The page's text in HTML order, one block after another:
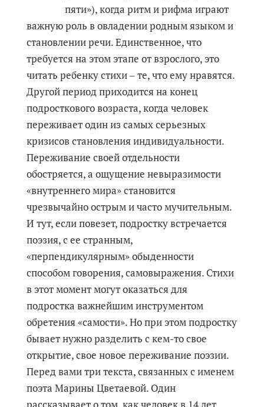
пяти»), когда ритм и рифма играют
важную роль в овладении родным языком и
становлении речи. Единственное, что
требуется на этом этапе от взрослого, это
читать ребенку стихи ‒ те, что ему нравятся.
Другой период приходится на конец
подросткового возраста, когда человек
переживает один из самых серьезных
кризисов становления индивидуальности.
Переживание своей отдельности
обостряется, а ощущение невыразимости
«внутреннего мира» становится
чрезвычайно острым и часто мучительным.
И тут, если повезет, подростку встречается
поэзия, с ее странным,
«перпендикулярным» обыденности
способом говорения, самовыражения. Стихи
в этот момент могут оказаться для
подростка важнейшим инструментом
обретения «самости». Но при этом подростку
бывает нужно разделить с кем-то свое
открытие, свое новое переживание поэзии.
Перед вами три текста, связанных с именем
поэта Марины Цветаевой. Один